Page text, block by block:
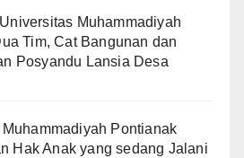
Muhammadiyah
Tim, Cat Bangunan dan
Posyandu Lansia Desa
Pontianak
Hak Anak yang sedang Jalani